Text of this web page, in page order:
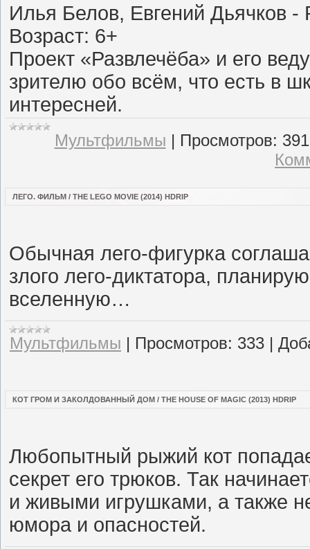
Илья Белов, Евгений Дьячков -
Возраст: 6+
Проект «Развлечёба» и его
зрителю обо всём, что есть в
интересней.
Мультфильмы | Просмотров: 391
ЛЕГО. ФИЛЬМ / THE LEGO MOVIE (2014) HDRIP
Обычная лего-фигурка
злого лего-диктатора,
вселенную…
Мультфильмы | Просмотров: 333 |
КОТ ГРОМ И ЗАКОЛДОВАННЫЙ ДОМ / THE HOUSE OF MAGIC (2013) HDRIP
Любопытный рыжий кот
секрет его трюков. Так
и живыми игрушками, а также
юмора и опасностей.